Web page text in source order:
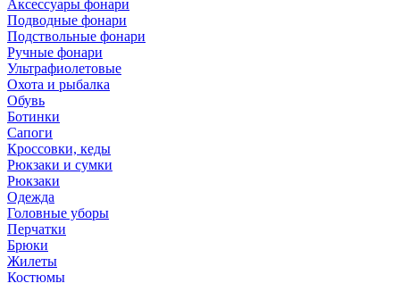
Аксессуары фонари
Подводные фонари
Подствольные фонари
Ручные фонари
Ультрафиолетовые
Охота и рыбалка
Обувь
Ботинки
Сапоги
Кроссовки, кеды
Рюкзаки и сумки
Рюкзаки
Одежда
Головные уборы
Перчатки
Брюки
Жилеты
Костюмы